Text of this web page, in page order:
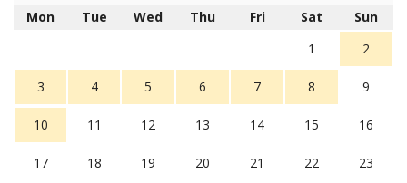
Mon Tue Wed Thu Fri Sat
Sun
1
2
3 4 5 6 7 8 9
10 11 12 13 14 15 16
17 18 19 20 21 22 23